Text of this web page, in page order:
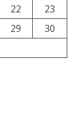
22
23
29
30